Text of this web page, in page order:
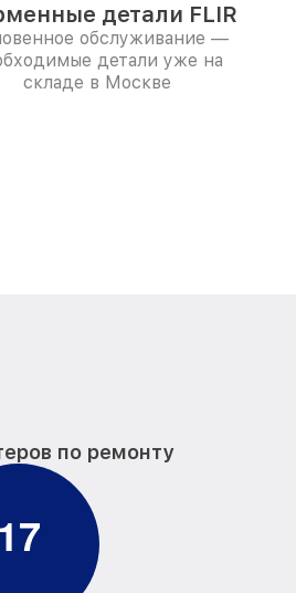
детали FLIR
обслуживание —
детали уже на
складе в Москве
по ремонту
17